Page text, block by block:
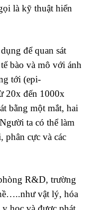
là kỹ thuật hiển
để quan sát
bào và mô với ánh
tới (epi-
20x đến 1000x
bằng một mắt, hai
ta có thể làm
phân cực và các
R&D, trường
vật lý, hóa